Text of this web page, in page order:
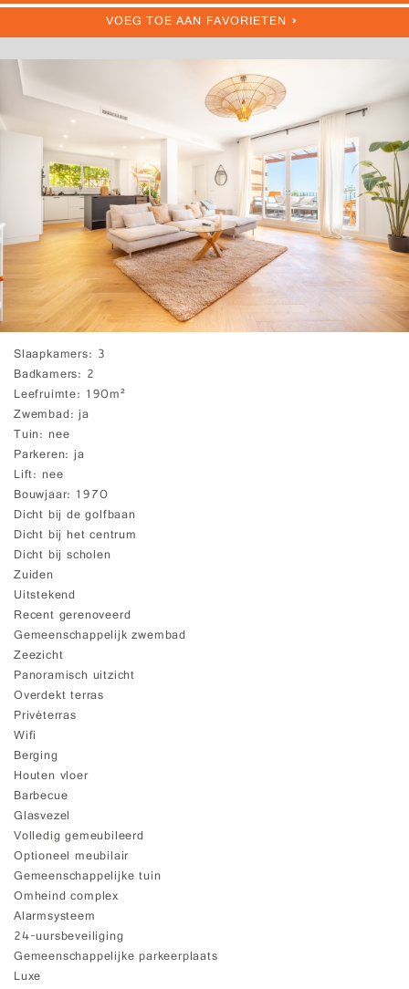
VOEG TOE AAN FAVORIETEN
Slaapkamers 3
Badkamers 2
Leefruimte 190m²
Zwembad ja
Tuin nee
Parkeren ja
Lift nee
Bouwjaar 1970
Dicht bij de golfbaan
Dicht bij het centrum
Dicht bij scholen
Zuiden
Uitstekend
Recent gerenoveerd
Gemeenschappelijk zwembad
Zeezicht
Panoramisch uitzicht
Overdekt terras
Privéterras
Wifi
Berging
Houten vloer
Barbecue
Glasvezel
Volledig gemeubileerd
Optioneel meubilair
Gemeenschappelijke tuin
Omheind complex
Alarmsysteem
24-uursbeveiliging
Gemeenschappelijke parkeerplaats
Luxe